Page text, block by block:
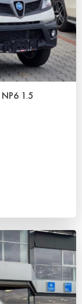
NP6 1.5